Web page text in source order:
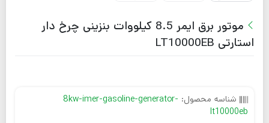
موتور برق ایمر 8.5 کیلووات بنزینی چرخ دار
استارتی LT10000EB
شناسه محصول: 8kw-imer-gasoline-generator-
lt10000eb